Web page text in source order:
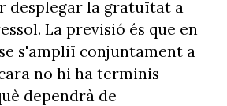
desplegar la gratuïtat a
La previsió és que en
s'ampliï conjuntament a
no hi ha terminis
dependrà de